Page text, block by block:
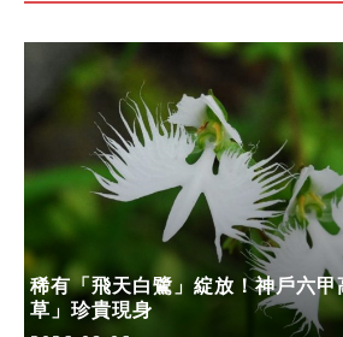
稀有「飛天白鷺」綻放！神戶六甲
草」珍貴現身